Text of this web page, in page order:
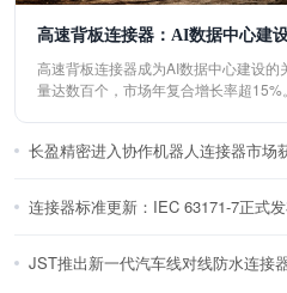
高速背板连接器：AI数据中心建
高速背板连接器成为AI数据中心建设
量达数百个，市场年复合增长率超15%。
长盈精密进入协作机器人连接器市场
连接器标准更新：IEC 63171-7正式
JST推出新一代汽车线对线防水连接